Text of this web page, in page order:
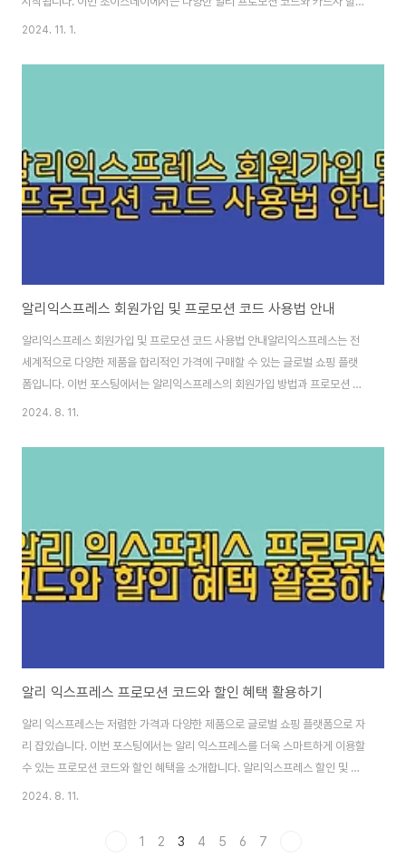
혜택이 준비되어 있어, 합리적이고 스마트한 쇼핑이 가능해요. 그럼, 초이스데
주요 정보초이스데이 할인은 2024년 11월 1일 금요일부터 11월 7일 목요일
액 조건에 맞춰 할인 코드를..
2024. 11. 1.
알리익스프레스 회원가입 및 프로모션 코드 사용법 안내
알리익스프레스 회원가입 및 프로모션 코드 사용법 안내알리익스프레스는 전
세계적으로 다양한 제품을 합리적인 가격에 구매할 수 있는 글로벌 쇼핑 플랫
폼입니다. 이번 포스팅에서는 알리익스프레스의 회원가입 방법과 프로모션 코
드 사용법을 상세히 안내하여 보다 스마트한 쇼핑을 돕고자 합니다.1. 알리익스
글 플레이스토어를 통해 '알리익스프레스' 앱을 다운로드해야 합니다. 설치가
3. 로그인 및 가입상단 왼쪽..
2024. 8. 11.
알리 익스프레스 프로모션 코드와 할인 혜택 활용하기
알리 익스프레스는 저렴한 가격과 다양한 제품으로 글로벌 쇼핑 플랫폼으로 자
리 잡았습니다. 이번 포스팅에서는 알리 익스프레스를 더욱 스마트하게 이용할
수 있는 프로모션 코드와 할인 혜택을 소개합니다. 알리익스프레스 할인 및 프
로모션 코드 활용 바로가기 AliExpress - Online Shopping for Popular
2024. 8. 11.
1 2 3 4 5 6 7